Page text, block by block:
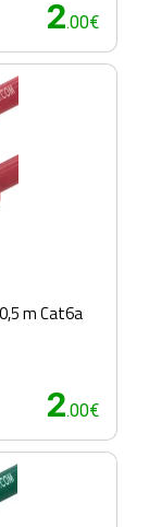
2.00€
m Cat6a
2.00€